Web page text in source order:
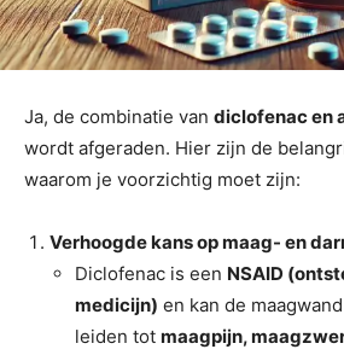
Ja, de combinatie van diclofenac en
wordt afgeraden. Hier zijn de
waarom je voorzichtig moet zijn:
Verhoogde kans op maag- en
Diclofenac is een NSAID
medicijn) en kan de
leiden tot maagpijn,